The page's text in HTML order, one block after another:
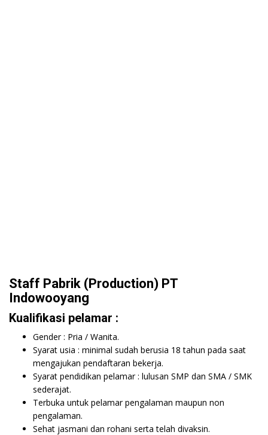
Staff Pabrik (Production) PT
Indowooyang
Kualifikasi pelamar :
Gender : Pria / Wanita.
Syarat usia : minimal sudah berusia 18 tahun pada saat
mengajukan pendaftaran bekerja.
Syarat pendidikan pelamar : lulusan SMP dan SMA / SMK
sederajat.
Terbuka untuk pelamar pengalaman maupun non
pengalaman.
Sehat jasmani dan rohani serta telah divaksin.